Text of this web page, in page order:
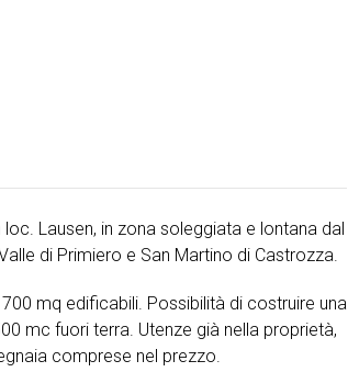
Lausen, in zona soleggiata e lontana dal
di Primiero e San Martino di Castrozza.
mq edificabili. Possibilità di costruire una
mc fuori terra. Utenze già nella proprietà,
comprese nel prezzo.